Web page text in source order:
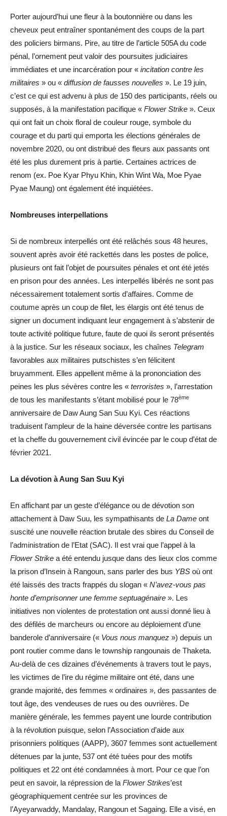
Porter aujourd’hui une fleur à la boutonnière ou dans les
cheveux peut entraîner spontanément des coups de la part
des policiers birmans. Pire, au titre de l’article 505A du code
pénal, l’ornement peut valoir des poursuites judiciaires
immédiates et une incarcération pour « incitation contre les
militaires » ou « diffusion de fausses nouvelles ». Le 19 juin,
c’est ce qui est advenu à plus de 150 des participants, réels ou
supposés, à la manifestation pacifique « Flower Strike ». Ceux
qui ont fait un choix floral de couleur rouge, symbole du
courage et du parti qui emporta les élections générales de
novembre 2020, ou ont distribué des fleurs aux passants ont
été les plus durement pris à partie. Certaines actrices de
renom (ex. Poe Kyar Phyu Khin, Khin Wint Wa, Moe Pyae
Pyae Maung) ont également été inquiétées.
Nombreuses interpellations
Si de nombreux interpellés ont été relâchés sous 48 heures,
souvent après avoir été rackettés dans les postes de police,
plusieurs ont fait l’objet de poursuites pénales et ont été jetés
en prison pour des années. Les interpellés libérés ne sont pas
nécessairement totalement sortis d’affaires. Comme de
coutume après un coup de filet, les élargis ont été tenus de
signer un document indiquant leur engagement à s’abstenir de
toute activité politique future, faute de quoi ils seront présentés
à la justice. Sur les réseaux sociaux, les chaînes Telegram
favorables aux militaires putschistes s’en félicitent
bruyamment. Elles appellent même à la prononciation des
peines les plus sévères contre les « terroristes », l’arrestation
de tous les manifestants s’étant mobilisé pour le 78ème
anniversaire de Daw Aung San Suu Kyi. Ces réactions
traduisent l’ampleur de la haine déversée contre les partisans
et la cheffe du gouvernement civil évincée par le coup d’état de
février 2021.
La dévotion à Aung San Suu Kyi
En affichant par un geste d’élégance ou de dévotion son
attachement à Daw Suu, les sympathisants de La Dame ont
suscité une nouvelle réaction brutale des sbires du Conseil de
l’administration de l’Etat (SAC). Il est vrai que l’appel à la
Flower Strike a été entendu jusque dans des lieux clos comme
la prison d’Insein à Rangoun, sans parler des bus YBS où ont
été laissés des tracts frappés du slogan « N’avez-vous pas
honte d’emprisonner une femme septuagénaire ». Les
initiatives non violentes de protestation ont aussi donné lieu à
des défilés de marcheurs ou encore au déploiement d’une
banderole d’anniversaire (« Vous nous manquez ») depuis un
pont routier comme dans le township rangounais de Thaketa.
Au-delà de ces dizaines d’événements à travers tout le pays,
les victimes de l’ire du régime militaire ont été, dans une
grande majorité, des femmes « ordinaires », des passantes de
tout âge, des vendeuses de rues ou des ouvrières. De
manière générale, les femmes payent une lourde contribution
à la révolution puisque, selon l’Association d’aide aux
prisonniers politiques (AAPP), 3607 femmes sont actuellement
détenues par la junte, 537 ont été tuées pour des motifs
politiques et 22 ont été condamnées à mort. Pour ce que l’on
peut en savoir, la répression de la Flower Strikes’est
géographiquement centrée sur les provinces de
l’Ayeyarwaddy, Mandalay, Rangoun et Sagaing. Elle a visé, en